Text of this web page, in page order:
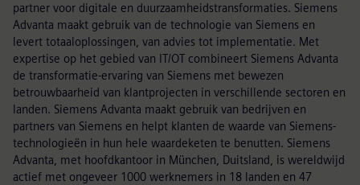
partner voor digitale en duurzaamheidstransformaties. Siemens
Advanta maakt gebruik van de technologie van Siemens en
levert totaaloplossingen, van advies tot implementatie. Met
expertise op het gebied van IT/OT combineert Siemens Advanta
de transformatie-ervaring van Siemens met bewezen
betrouwbaarheid van klantprojecten in verschillende sectoren en
landen. Siemens Advanta maakt gebruik van bedrijven en
partners van Siemens en helpt klanten de waarde van Siemens-
technologieën in hun hele waardeketen te benutten. Siemens
Advanta, met hoofdkantoor in München, Duitsland, is wereldwijd
actief met ongeveer 1000 werknemers in 18 landen en 47